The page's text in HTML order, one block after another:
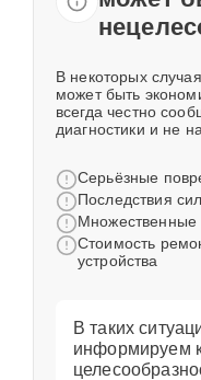
В некоторых
может быть
всегда честно
диагностики и не
Серьёзные
Последствия
Множественные
Стоимость
устройства
В таких
информируем